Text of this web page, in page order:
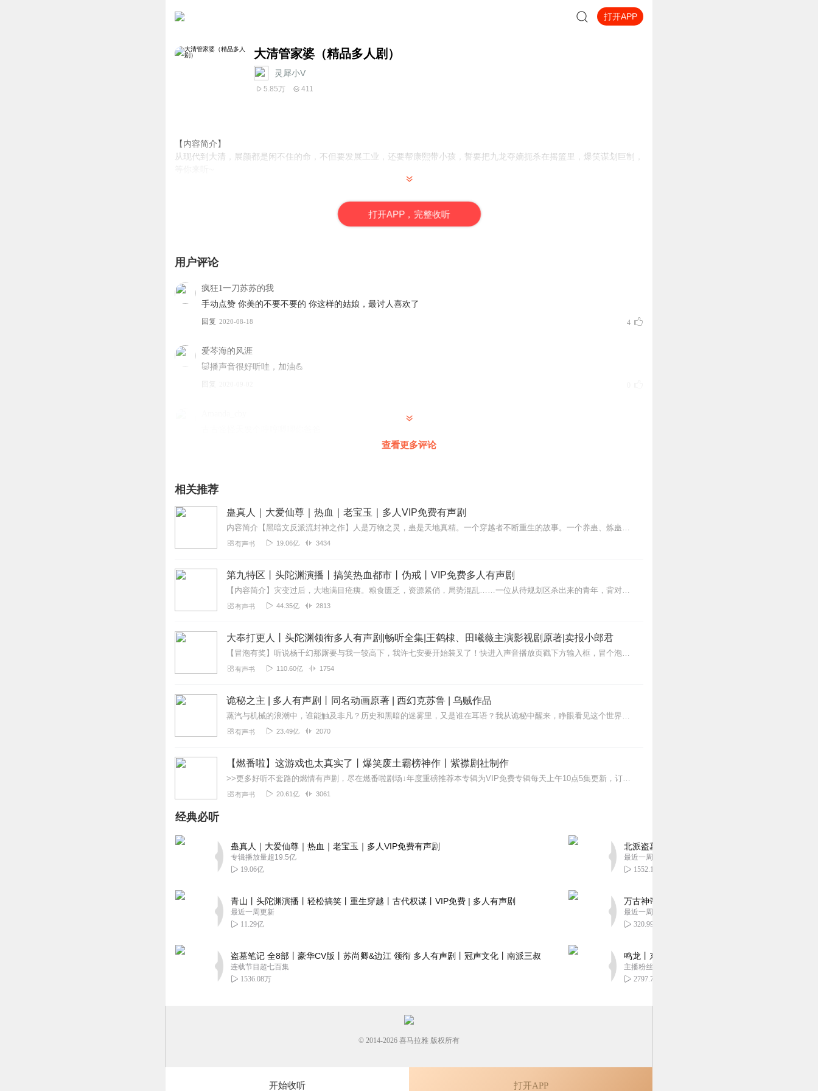
打开APP
大清管家婆（精品多人剧）
灵犀小V
5.85万 411
【内容简介】
从现代到大清，展颜都是闲不住的命，不但要发展工业，还要帮康熙带小孩，誓要把九龙夺嫡扼杀在摇篮里，爆笑谋划巨制，
作者：颜玮，著名古言宫斗小说作者，代表作《大清管家婆》、《清宫升级记》等。
主播：灵犀小V，喜马独家签约主播，代表作：《我的天仙老婆》、《青莲纪事》等
光头不磨叽：喜马拉雅独家签约主播，代表作《玺镇...
打开APP，完整收听
用户评论
疯狂1一刀苏苏的我
手动点赞 你美的不要不要的 你这样的姑娘，最讨人喜欢了
回复 2020-08-18 4
爱芩海的风涯
🐷播声音很好听哇，加油💪
回复
查看更多评论
相关推荐
蛊真人｜大爱仙尊｜热血｜老宝玉｜多人VIP免费有声剧
内容简介【黑暗文反派流封神之作】人是万物之灵，蛊是天地真精。一个穿越者不断重生的故事。一个养蛊、炼蛊、用蛊的奇特世界。配音组（男角色）老宝玉旁白...
有声书 19.06亿 3434
第九特区丨头陀渊演播丨搞笑热血都市丨伪戒丨VIP免费多人有声剧
【内容简介】灾变过后，大地满目疮痍。粮食匮乏，资源紧俏，局势混乱……一位从待规划区杀出来的青年，背对着漫天黄沙，孤身来到九区谋生，却不曾想偶然结识三五好友，一念...
有声书 44.35亿 2813
大奉打更人丨头陀渊领衔多人有声剧|畅听全集|王鹤棣、田曦薇主演影视剧原著|卖报小郎君
【冒泡有奖】听说杨千幻那厮要与我一较高下，我许七安要开始装叉了！快进入声音播放页戳下方输入框，冒个泡偷偷告诉我，我要用哪些诗词才能胜过他？说得好的，有赏！202...
有声书 110.60亿 1754
诡秘之主 | 多人有声剧丨同名动画原著 | 西幻克苏鲁 | 乌贼作品
蒸汽与机械的浪潮中，谁能触及非凡？历史和黑暗的迷雾里，又是谁在耳语？我从诡秘中醒来，睁眼看见这个世界：枪械，大炮，巨舰，飞空艇，差分机；魔药，占卜，诅咒，倒吊人...
有声书 23.49亿 2070
【燃番啦】这游戏也太真实了丨爆笑废土霸榜神作丨紫襟剧社制作
>>更多好听不套路的燃情有声剧，尽在燃番啦剧场↓年度重磅推荐本专辑为VIP免费专辑每天上午10点5集更新，订阅可以听到最新内容哦！每周抽一个专辑五星优质评论送...
有声书 20.61亿 3061
经典必听
蛊真人｜大爱仙尊｜热血｜老宝玉｜多人VIP免费有声剧
专辑播放量超19.5亿
19.06亿
青山丨头陀渊演播丨轻松搞笑丨重生穿越丨古代权谋丨VIP免费 | 多人有声剧
最近一周更新
11.29亿
盗墓笔记 全8部丨豪华CV版丨苏尚卿&边江 领衔 多人有声剧丨冠声文化丨南派三叔
连载节目超七百集
1536.08万
北派盗墓笔记丨头陀渊出品丨悬疑灵异丨摸金校尉
最近一周更新
1552.13万
万古神帝丨玄幻丨热血丨紫襟团队演播丨多人有声
最近一周更新
320.99万
鸣龙丨东方玄幻丨紫襟团队丨轻松搞笑丨多人有声
主播粉丝2836万
2797.75万
开始收听 打开APP
© 2014-2026 喜马拉雅 版权所有